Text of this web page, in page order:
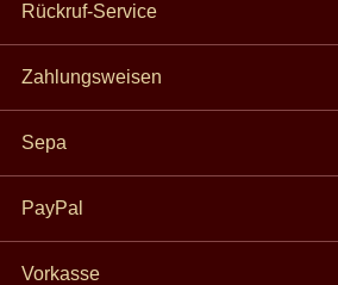
Rückruf-Service
Zahlungsweisen
Sepa
PayPal
Vorkasse